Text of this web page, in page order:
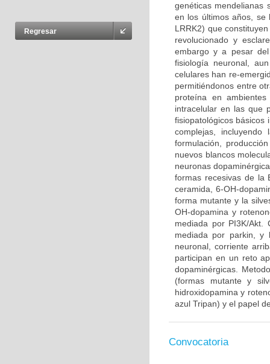
Regresar
genéticas mendelianas
en los últimos años, se
LRRK2) que
revolucionado y
embargo y a pesar
fisiología neuronal,
celulares han re-
permitiéndonos entre
proteína en
intracelular en las que
fisiopatológicos básicos
complejas,
formulación,
nuevos blancos
neuronas
formas recesivas de la
ceramida, 6-OH-
forma mutante y la
OH-dopamina y
mediada por PI3K/
mediada por parkin, y
neuronal, corriente
participan en un reto
dopaminérgicas.
(formas mutante y
hidroxidopamina y
azul Tripan) y el papel
Convocatoria